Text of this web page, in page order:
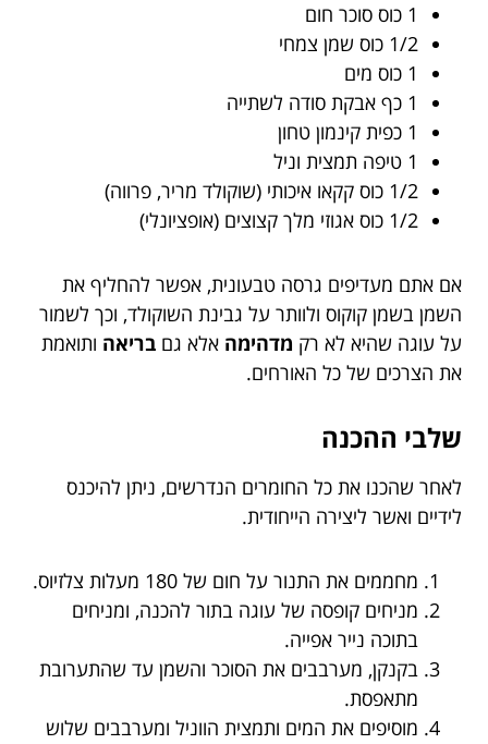
1 כוס סוכר חום
1/2 כוס שמן צמחי
1 כוס מים
1 כף אבקת סודה לשתייה
1 כפית קינמון טחון
1 טיפה תמצית וניל
1/2 כוס קקאו איכותי (שוקולד מריר, פרווה)
1/2 כוס אגוזי מלך קצוצים (אופציונלי)
אם אתם מעדיפים גרסה טבעונית, אפשר להחליף את
השמן בשמן קוקוס ולוותר על גבינת השוקולד, וכך לשמור
על עוגה שהיא לא רק מדהימה אלא גם בריאה ותואמת
את הצרכים של כל האורחים.
שלבי ההכנה
לאחר שהכנו את כל החומרים הנדרשים, ניתן להיכנס
לידיים ואשר ליצירה הייחודית.
מחממים את התנור על חום של 180 מעלות צלזיוס.
מניחים קופסה של עוגה בתור להכנה, ומניחים
בתוכה נייר אפייה.
בקנקן, מערבבים את הסוכר והשמן עד שהתערובת
מתאפסת.
מוסיפים את המים ותמצית הווניל ומערבבים שלוש